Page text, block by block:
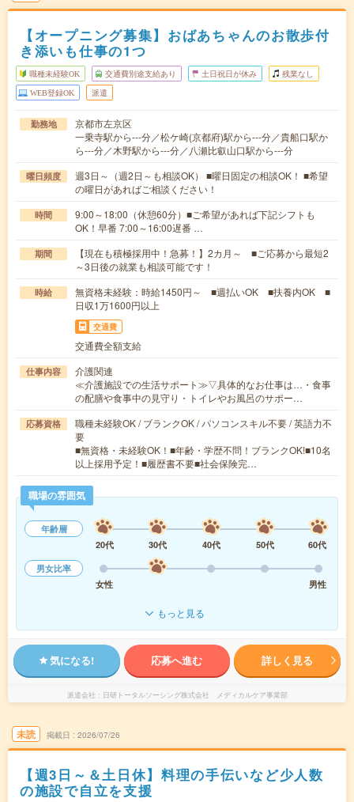
【オープニング募集】おばあちゃんのお散歩付
き添いも仕事の1つ
職種未経験OK 交通費別途支給あり 土日祝日が休み 残業なし
WEB登録OK 派遣
勤務地
京都市左京区
一乗寺駅から---分／松ケ崎(京都府)駅から---分／貴船口駅か
ら---分／木野駅から---分／八瀬比叡山口駅から---分
曜日頻度
週3日～（週2日～も相談OK） ■曜日固定の相談OK！ ■希望
の曜日があればご相談ください！
時間
9:00～18:00（休憩60分）■ご希望があれば下記シフトも
OK！早番 7:00～16:00遅番 …
期間
【現在も積極採用中！急募！】2カ月～ ■ご応募から最短2
～3日後の就業も相談可能です！
時給
無資格未経験：時給1450円～ ■週払いOK ■扶養内OK ■
日収1万1600円以上
交通費
交通費全額支給
仕事内容
介護関連
≪介護施設での生活サポート≫▽具体的なお仕事は…・食事
の配膳や食事中の見守り・トイレやお風呂のサポー…
応募資格
職種未経験OK / ブランクOK / パソコンスキル不要 / 英語力不
要
■無資格・未経験OK！■年齢・学歴不問！ブランクOK!■10名
以上採用予定！■履歴書不要■社会保険完…
職場の雰囲気
年齢層
20代
30代 40代 50代
60代
男女比率
女性
男性
もっと見る
気になる! 応募へ進む 詳しく見る
派遣会社 日研トータルソーシング株式会社 メディカルケア事業部
未読 掲載日 2026/07/26
【週3日～＆土日休】料理の手伝いなど少人数
の施設で自立を支援